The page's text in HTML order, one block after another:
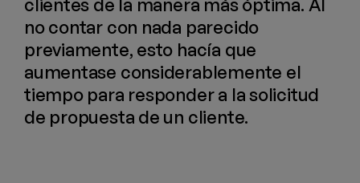
clientes de la manera más óptima. Al
no contar con nada parecido
previamente, esto hacía que
aumentase considerablemente el
tiempo para responder a la solicitud
de propuesta de un cliente.